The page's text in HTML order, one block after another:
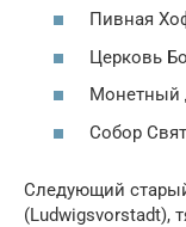
Пивная
Церковь
Монетный
Собор
Следующий
(Ludwigsvorstadt),